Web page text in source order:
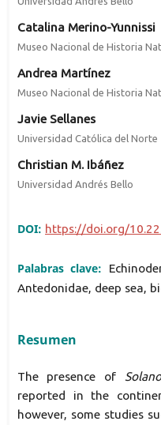
Catalina Merino-Yunnissi
Museo Nacional de Historia
Andrea Martínez
Museo Nacional de Historia
Javie Sellanes
Universidad Católica del Norte
Christian M. Ibáñez
Universidad Andrés Bello
DOI: https://doi.org/
Palabras clave:
Antedonidae, deep sea,
Resumen
The presence of
reported in the
however, some studies